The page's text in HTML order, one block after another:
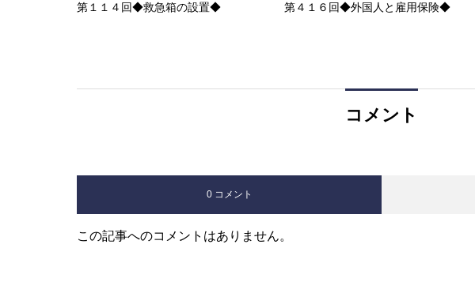
第１１４回◆救急箱の設置◆ 第４１６回◆外国人と雇用保険◆
コメント
0 コメント
この記事へのコメントはありません。